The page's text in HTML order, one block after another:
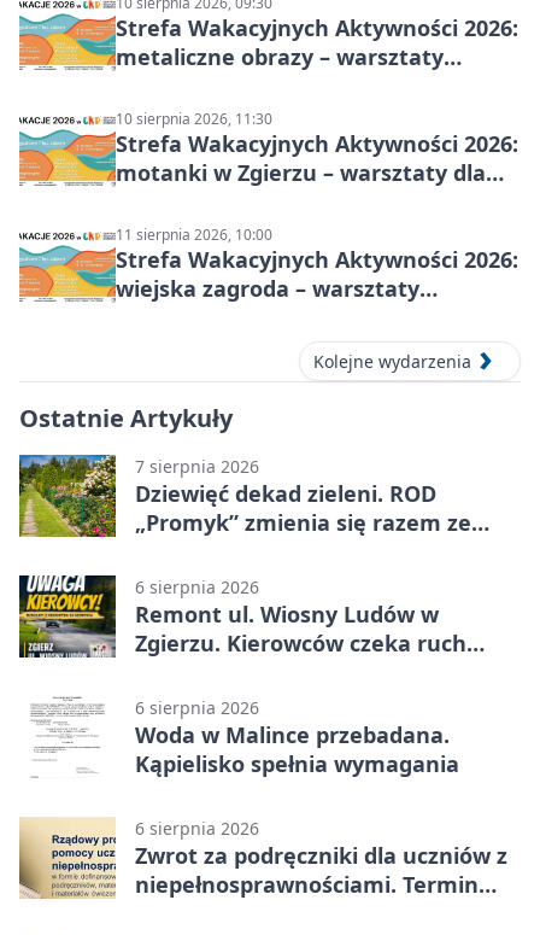
Strefa Wakacyjnych Aktywności 2026:
metaliczne obrazy – warsztaty
10 sierpnia 2026, 11:30
Strefa Wakacyjnych Aktywności 2026:
motanki w Zgierzu – warsztaty dla
11 sierpnia 2026, 10:00
Strefa Wakacyjnych Aktywności 2026:
wiejska zagroda – warsztaty
Kolejne wydarzenia
Ostatnie Artykuły
7 sierpnia 2026
Dziewięć dekad zieleni. ROD
„Promyk” zmienia się razem ze
6 sierpnia 2026
Remont ul. Wiosny Ludów w
Zgierzu. Kierowców czeka ruch
6 sierpnia 2026
Woda w Malince przebadana.
Kąpielisko spełnia wymagania
6 sierpnia 2026
Zwrot za podręczniki dla uczniów z
niepełnosprawnościami. Termin